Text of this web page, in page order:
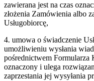
zawierana jest na czas
złożenia Zamówienia albo
Usługobiorcę,
4. umowa o świadczenie
umożliwieniu wysłania
pośrednictwem Formularza
oznaczony i ulega
zaprzestania jej wysyłania